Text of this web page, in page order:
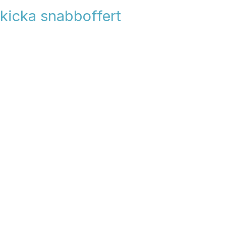
snabboffert